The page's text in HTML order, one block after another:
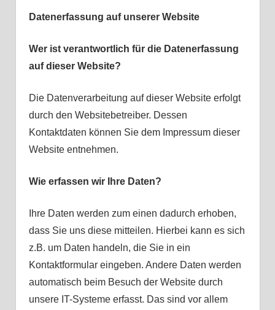
Datenerfassung auf unserer Website
Wer ist verantwortlich für die Datenerfassung
auf dieser Website?
Die Datenverarbeitung auf dieser Website erfolgt
durch den Websitebetreiber. Dessen
Kontaktdaten können Sie dem Impressum dieser
Website entnehmen.
Wie erfassen wir Ihre Daten?
Ihre Daten werden zum einen dadurch erhoben,
dass Sie uns diese mitteilen. Hierbei kann es sich
z.B. um Daten handeln, die Sie in ein
Kontaktformular eingeben. Andere Daten werden
automatisch beim Besuch der Website durch
unsere IT-Systeme erfasst. Das sind vor allem